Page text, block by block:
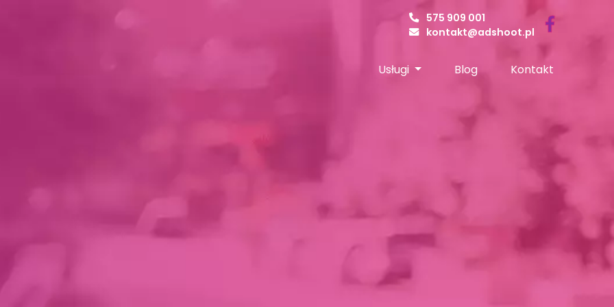
575 909 001
kontakt@adshoot.pl
Usługi Blog Kontakt